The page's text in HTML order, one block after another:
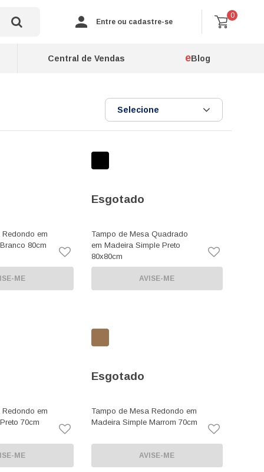
0
Entre ou cadastre-se
Central de Vendas eBlog
Selecione
em
80cm
ME
Esgotado
Tampo de Mesa Quadrado
em Madeira Simple Preto
80x80cm
AVISE-ME
em
70cm
ME
Esgotado
Tampo de Mesa Redondo em
Madeira Simple Marrom 70cm
AVISE-ME